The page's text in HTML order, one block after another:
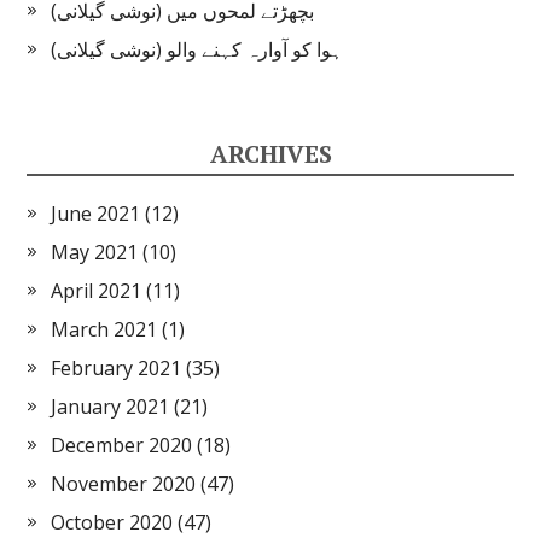
بچھڑتے لمحوں میں (نوشی گیلانی)
ہوا کو آوارہ کہنے والو (نوشی گیلانی)
ARCHIVES
June 2021 (12)
May 2021 (10)
April 2021 (11)
March 2021 (1)
February 2021 (35)
January 2021 (21)
December 2020 (18)
November 2020 (47)
October 2020 (47)